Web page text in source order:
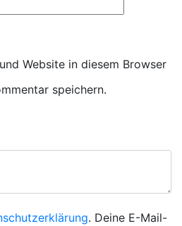
Website in diesem Browser
speichern.
. Deine E-Mail-